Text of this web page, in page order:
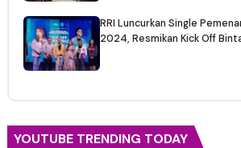
RRI Luncurkan Single
2024, Resmikan Kick Off
YOUTUBE TRENDING TODAY